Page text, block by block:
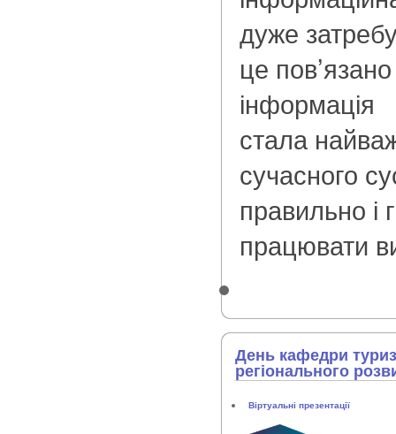
дуже
це
інформація
стала
сучасного
правильно і
працювати
День кафедри
регіонального
Віртуальні презентації